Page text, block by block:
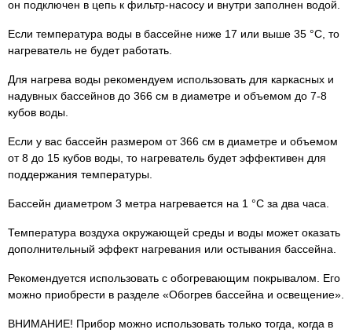
он подключен в цепь к фильтр-насосу и внутри заполнен водой.
Если температура воды в бассейне ниже 17 или выше 35 °C, то
нагреватель не будет работать.
Для нагрева воды рекомендуем использовать для каркасных и
надувных бассейнов до 366 см в диаметре и объемом до 7-8
кубов воды.
Если у вас бассейн размером от 366 см в диаметре и объемом
от 8 до 15 кубов воды, то нагреватель будет эффективен для
поддержания температуры.
Бассейн диаметром 3 метра нагревается на 1 °C за два часа.
Температура воздуха окружающей среды и воды может оказать
дополнительный эффект нагревания или остывания бассейна.
Рекомендуется использовать c обогревающим покрывалом. Его
можно приобрести в разделе «Обогрев бассейна и освещение».
ВНИМАНИЕ! Прибор можно использовать только тогда, когда в